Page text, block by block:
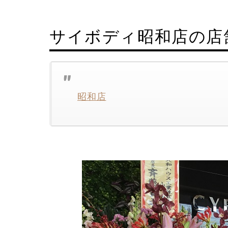
サイボディ昭和店の店
昭和店